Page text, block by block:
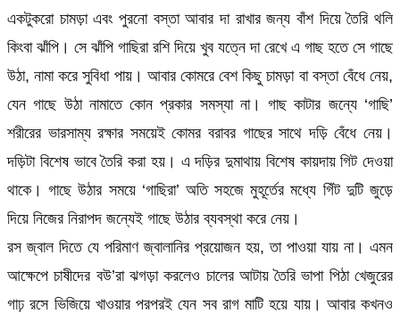
একটুকরো চামড়া এবং পুরনো বস্তা আবার দা রাখার জন্য বাঁশ দিয়ে তৈরি থলি
কিংবা ঝাঁপি। সে ঝাঁপি গাছিরা রশি দিয়ে খুব যত্নে দা রেখে এ গাছ হতে সে গাছে
উঠা, নামা করে সুবিধা পায়। আবার কোমরে বেশ কিছু চামড়া বা বস্তা বেঁধে নেয়,
যেন গাছে উঠা নামাতে কোন প্রকার সমস্যা না। গাছ কাটার জন্যে ‘গাছি’
শরীরের ভারসাম্য রক্ষার সময়েই কোমর বরাবর গাছের সাথে দড়ি বেঁধে নেয়।
দড়িটা বিশেষ ভাবে তৈরি করা হয়। এ দড়ির দুমাথায় বিশেষ কায়দায় গিট দেওয়া
থাকে। গাছে উঠার সময়ে ‘গাছিরা’ অতি সহজে মুহূর্তের মধ্যে গিঁট দুটি জুড়ে
দিয়ে নিজের নিরাপদ জন্যেই গাছে উঠার ব্যবস্থা করে নেয়।
রস জ্বাল দিতে যে পরিমাণ জ্বালানির প্রয়োজন হয়, তা পাওয়া যায় না। এমন
আক্ষেপে চাষীদের বউ’রা ঝগড়া করলেও চালের আটায় তৈরি ভাপা পিঠা খেজুরের
গাঢ় রসে ভিজিয়ে খাওয়ার পরপরই যেন সব রাগ মাটি হয়ে যায়। আবার কখনও